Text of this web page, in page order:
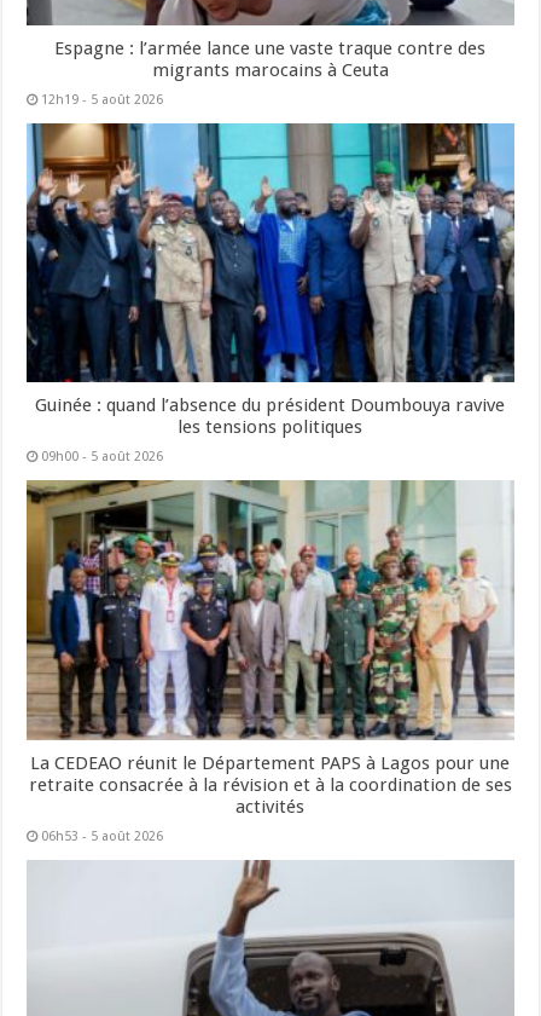
Espagne : l’armée lance une vaste traque contre des
migrants marocains à Ceuta
12h19 - 5 août 2026
Guinée : quand l’absence du président Doumbouya ravive
les tensions politiques
09h00 - 5 août 2026
La CEDEAO réunit le Département PAPS à Lagos pour une
retraite consacrée à la révision et à la coordination de ses
activités
06h53 - 5 août 2026